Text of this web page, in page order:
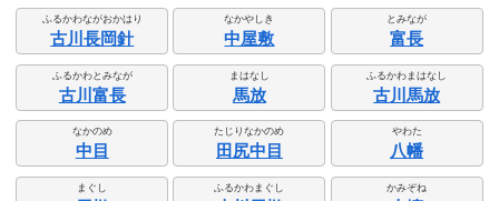
ふるかわながおかはり
古川長岡針
なかやしき
中屋敷
とみなが
富長
ふるかわとみなが
古川富長
まはなし
馬放
ふるかわまはなし
古川馬放
なかのめ
中目
たじりなかのめ
田尻中目
やわた
八幡
まぐし ふるかわまぐし かみぞね